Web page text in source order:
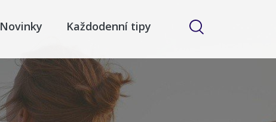
Novinky Každodenní tipy